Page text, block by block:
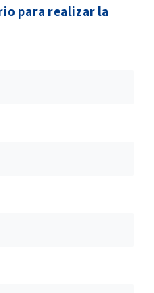
para realizar la